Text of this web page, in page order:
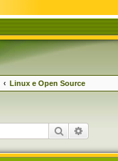
Linux e Open Source
Cerca